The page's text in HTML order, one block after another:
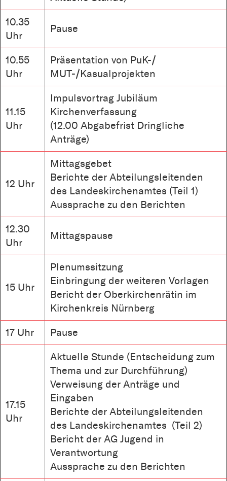
10.35
Uhr
Pause
10.55
Uhr
Präsentation von PuK-/
MUT-/Kasualprojekten
11.15
Uhr
Impulsvortrag Jubiläum
Kirchenverfassung
(12.00 Abgabefrist Dringliche
Anträge)
12 Uhr
Mittagsgebet
Berichte der Abteilungsleitenden
des Landeskirchenamtes (Teil 1)
Aussprache zu den Berichten
12.30
Uhr
Mittagspause
15 Uhr
Plenumssitzung
Einbringung der weiteren Vorlagen
Bericht der Oberkirchenrätin im
Kirchenkreis Nürnberg
17 Uhr
Pause
17.15
Uhr
Aktuelle Stunde (Entscheidung zum
Thema und zur Durchführung)
Verweisung der Anträge und
Eingaben
Berichte der Abteilungsleitenden
des Landeskirchenamtes (Teil 2)
Bericht der AG Jugend in
Verantwortung
Aussprache zu den Berichten